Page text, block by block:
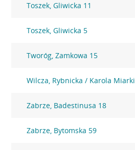
Toszek, Gliwicka 11
Toszek, Gliwicka 5
Tworóg, Zamkowa 15
Wilcza, Rybnicka / Karola Miarki
Zabrze, Badestinusa 18
Zabrze, Bytomska 59